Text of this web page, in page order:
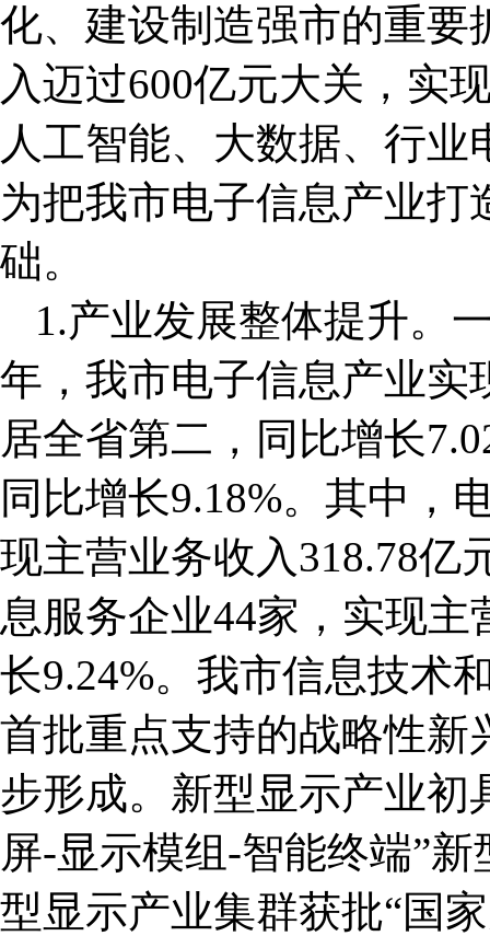
化、建设制造强市的重要
入迈过600亿元大关，实
人工智能、大数据、行
为把我市电子信息产业
础。
1.产业发展整体提升。
年，我市电子信息产业实
居全省第二，同比增长
同比增长9.18%。其中，
现主营业务收入318.78亿
息服务企业44家，实现主
长9.24%。我市信息技术
首批重点支持的战略性新
步形成。新型显示产业初
屏-显示模组-智能终端”
型显示产业集群获批“国